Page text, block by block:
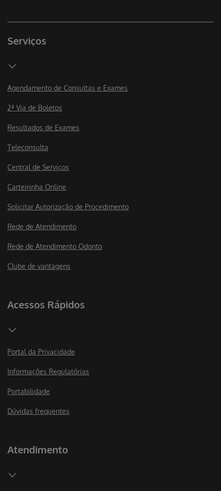
Serviços
Agendamento de Consultas e Exames
2ª Via de Boletos
Resultados de Exames
Teleconsulta
Central de Serviços
Carteirinha Online
Solicitar Autorização de Procedimento
Rede de Atendimento
Rede de Atendimento Odonto
Clube de vantagens
Acessos Rápidos
Portal da Privacidade
Informações Regulatórias
Portabilidade
Dúvidas frequentes
Atendimento